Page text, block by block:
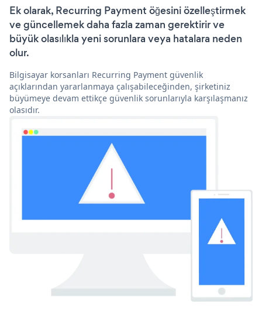
Ek olarak, Recurring Payment öğesini özelleştirmek
ve güncellemek daha fazla zaman gerektirir ve
büyük olasılıkla yeni sorunlara veya hatalara neden
olur.
Bilgisayar korsanları Recurring Payment güvenlik
açıklarından yararlanmaya çalışabileceğinden, şirketiniz
büyümeye devam ettikçe güvenlik sorunlarıyla karşılaşmanız
olasıdır.